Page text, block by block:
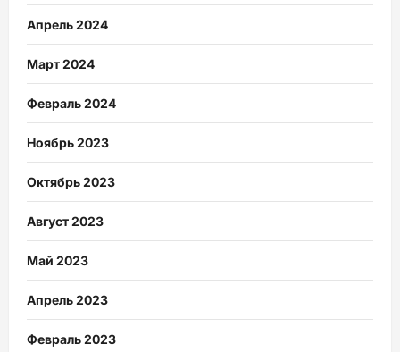
Апрель 2024
Март 2024
Февраль 2024
Ноябрь 2023
Октябрь 2023
Август 2023
Май 2023
Апрель 2023
Февраль 2023